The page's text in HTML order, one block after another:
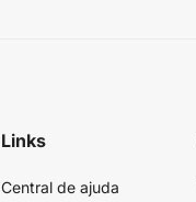
Links
Central de ajuda